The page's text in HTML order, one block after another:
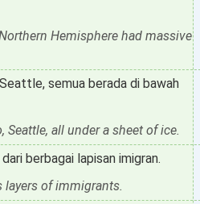
Hemisphere had massive
semua berada di bawah
Seattle, all under a sheet of ice.
berbagai lapisan imigran.
of immigrants.